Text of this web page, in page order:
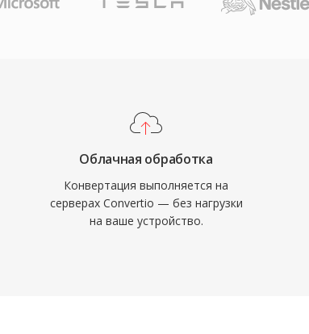
Облачная обработка
Конвертация выполняется на
серверах Convertio — без нагрузки
на ваше устройство.